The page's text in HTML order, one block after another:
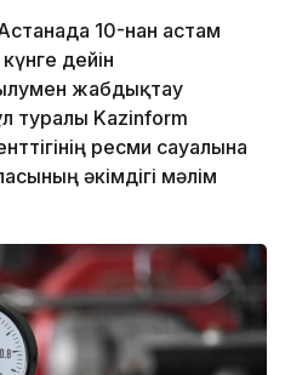
10-нан астам
дейін
жабдықтау
туралы Kazinform
ресми сауалына
әкімдігі мәлім